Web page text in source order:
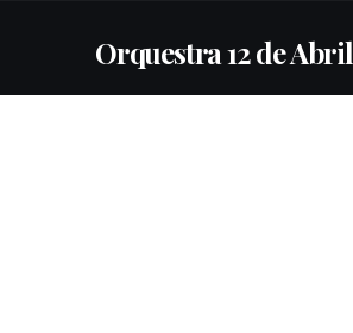
Orquestra 12 de Abril